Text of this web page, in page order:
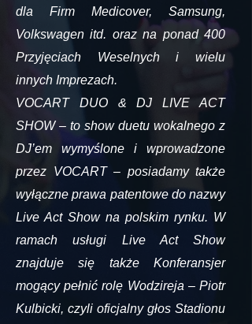
dla Firm Medicover, Samsung,
Volkswagen itd. oraz na ponad 400
Przyjęciach Weselnych i wielu
innych Imprezach.
VOCART DUO & DJ LIVE ACT
SHOW – to show duetu wokalnego z
DJ’em wymyślone i wprowadzone
przez VOCART – posiadamy także
wyłączne prawa patentowe do nazwy
Live Act Show na polskim rynku. W
ramach usługi Live Act Show
znajduje się także Konferansjer
mogący pełnić rolę Wodzireja – Piotr
Kulbicki, czyli oficjalny głos Stadionu